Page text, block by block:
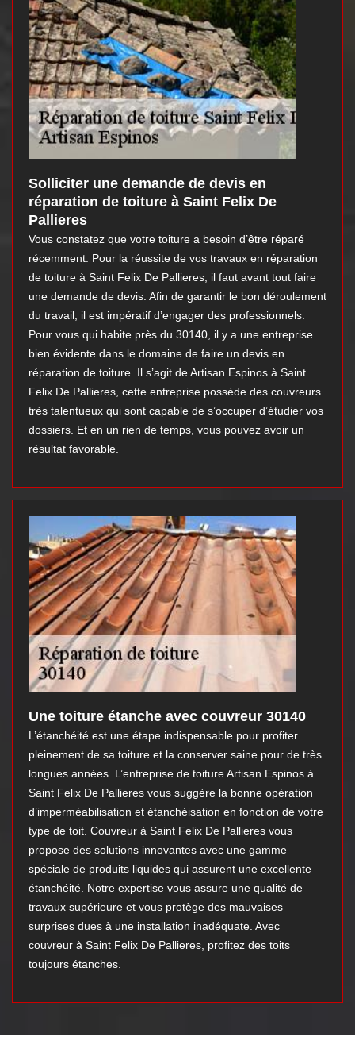
Solliciter une demande de devis en
réparation de toiture à Saint Felix De
Pallieres
Vous constatez que votre toiture a besoin d’être réparé
récemment. Pour la réussite de vos travaux en réparation
de toiture à Saint Felix De Pallieres, il faut avant tout faire
une demande de devis. Afin de garantir le bon déroulement
du travail, il est impératif d’engager des professionnels.
Pour vous qui habite près du 30140, il y a une entreprise
bien évidente dans le domaine de faire un devis en
réparation de toiture. Il s’agit de Artisan Espinos à Saint
Felix De Pallieres, cette entreprise possède des couvreurs
très talentueux qui sont capable de s’occuper d’étudier vos
dossiers. Et en un rien de temps, vous pouvez avoir un
résultat favorable.
Une toiture étanche avec couvreur 30140
L’étanchéité est une étape indispensable pour profiter
pleinement de sa toiture et la conserver saine pour de très
longues années. L’entreprise de toiture Artisan Espinos à
Saint Felix De Pallieres vous suggère la bonne opération
d’imperméabilisation et étanchéisation en fonction de votre
type de toit. Couvreur à Saint Felix De Pallieres vous
propose des solutions innovantes avec une gamme
spéciale de produits liquides qui assurent une excellente
étanchéité. Notre expertise vous assure une qualité de
travaux supérieure et vous protège des mauvaises
surprises dues à une installation inadéquate. Avec
couvreur à Saint Felix De Pallieres, profitez des toits
toujours étanches.